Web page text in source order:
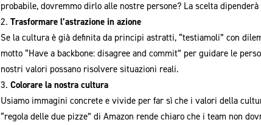
probabile, dovremmo dirlo alle nostre persone? La scelta
Trasformare l’astrazione in azione
Se la cultura è già definita da principi astratti, “testiamoli” con
motto “Have a backbone: disagree and commit” per guidare le
nostri valori possano risolvere situazioni reali.
Colorare la nostra cultura
Usiamo immagini concrete e vivide per far sì che i valori della
“regola delle due pizze” di Amazon rende chiaro che i team non